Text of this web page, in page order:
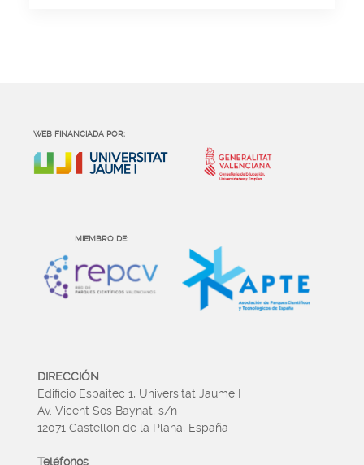
WEB FINANCIADA POR:
MIEMBRO DE:
DIRECCIÓN
Edificio Espaitec 1, Universitat Jaume I
Av. Vicent Sos Baynat, s/n
12071 Castellón de la Plana, España
Teléfonos